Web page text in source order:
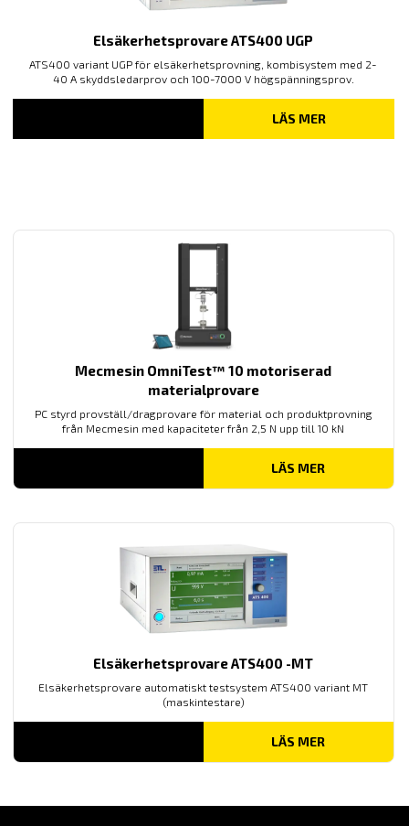
Elsäkerhetsprovare ATS400 UGP
ATS400 variant UGP för elsäkerhetsprovning, kombisystem med 2-
40 A skyddsledarprov och 100-7000 V högspänningsprov.
LÄS MER
Mecmesin OmniTest™ 10 motoriserad
materialprovare
PC styrd provställ/dragprovare för material och produktprovning
från Mecmesin med kapaciteter från 2,5 N upp till 10 kN
LÄS MER
Elsäkerhetsprovare ATS400 -MT
Elsäkerhetsprovare automatiskt testsystem ATS400 variant MT
(maskintestare)
LÄS MER